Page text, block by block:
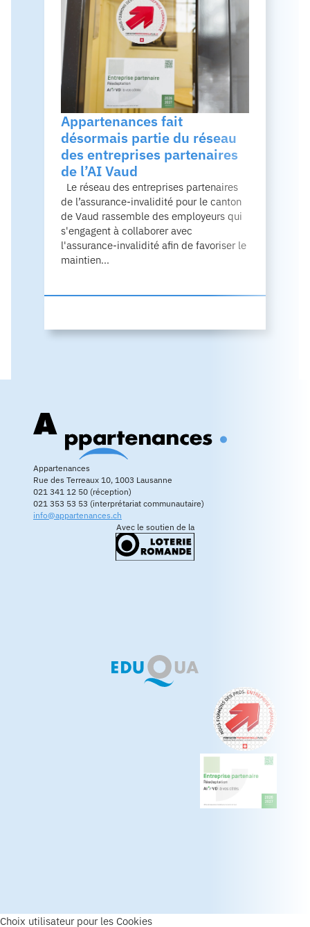
Appartenances fait
désormais partie du réseau
des entreprises partenaires
de l’AI Vaud
Le réseau des entreprises partenaires
de l’assurance-invalidité pour le canton
de Vaud rassemble des employeurs qui
s'engagent à collaborer avec
l'assurance-invalidité afin de favoriser le
maintien...
Appartenances
Rue des Terreaux 10, 1003 Lausanne
021 341 12 50 (réception)
021 353 53 53 (interprétariat communautaire)
info@appartenances.ch
Avec le soutien de la
Choix utilisateur pour les Cookies